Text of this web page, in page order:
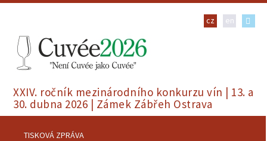
XXIV. ročník mezinárodního konkurzu vín | 13. a
30. dubna 2026 | Zámek Zábřeh Ostrava
cz en
TISKOVÁ ZPRÁVA